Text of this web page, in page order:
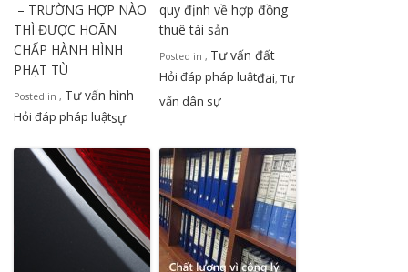
– TRƯỜNG HỢP NÀO
THÌ ĐƯỢC HOÃN
CHẤP HÀNH HÌNH
PHẠT TÙ
Posted in
Hỏi đáp pháp luật
, Tư vấn hình
sự
quy định về hợp đồng
thuê tài sản
Posted in
Hỏi đáp pháp luật
, Tư vấn đất
đai, Tư
vấn dân sự